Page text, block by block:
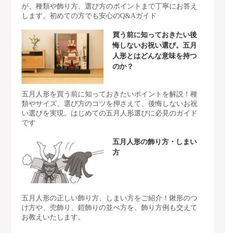
が、種類や飾り方、選び方のポイントまで丁寧にお答え
します。初めての方でも安心のQ&Aガイド
買う前に知っておきたい後
悔しないお祝い選び。五月
人形とはどんな意味を持つ
のか？
五月人形を買う前に知っておきたいポイントを解説！種
類やサイズ、選び方のコツを押さえて、後悔しないお祝
い選びを実現。はじめての五月人形選びに必見のガイド
です
五月人形の飾り方・しまい
方
五月人形の正しい飾り方、しまい方をご紹介！鍬形のつ
け方や、兜飾り、鎧飾りの並べ方を、飾り方例も交えて
お教えいたします。